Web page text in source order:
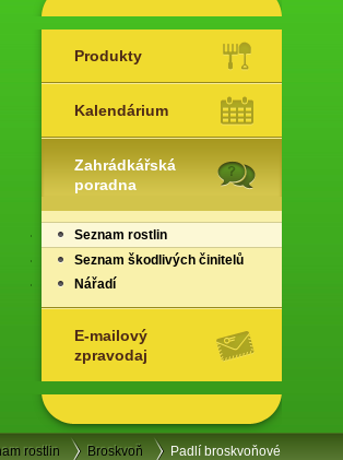
Produkty
Kalendárium
Zahrádkářská
poradna
Seznam rostlin
Seznam škodlivých činitelů
Nářadí
E-mailový
zpravodaj
rostlin Broskvoň Padlí broskvoňové